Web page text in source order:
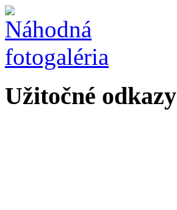
Užitočné odkazy